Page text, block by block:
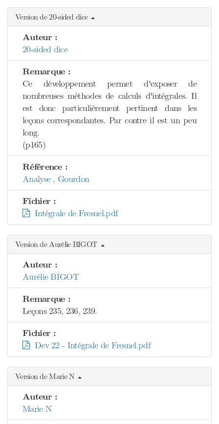
Version de 20-sided dice
Auteur :
20-sided dice
Remarque :
Ce développement permet d'exposer de
nombreuses méthodes de calculs d'intégrales. Il
est donc particulièrement pertinent dans les
leçons correspondantes. Par contre il est un peu
long.
(p165)
Référence :
Analyse , Gourdon
Fichier :
Intégrale de Fresnel.pdf
Version de Aurélie BIGOT
Auteur :
Aurélie BIGOT
Remarque :
Leçons 235, 236, 239.
Fichier :
Dev 22 - Intégrale de Fresnel.pdf
Version de Marie N
Auteur :
Marie N